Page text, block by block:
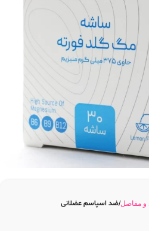
و مفاصل ضد اسپاسم عضلانی